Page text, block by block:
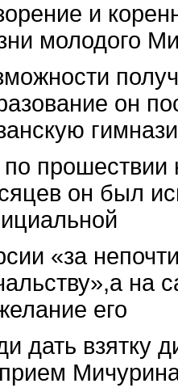
и
молодого
он
прошествии
он был
«за
на
его
дать взятку